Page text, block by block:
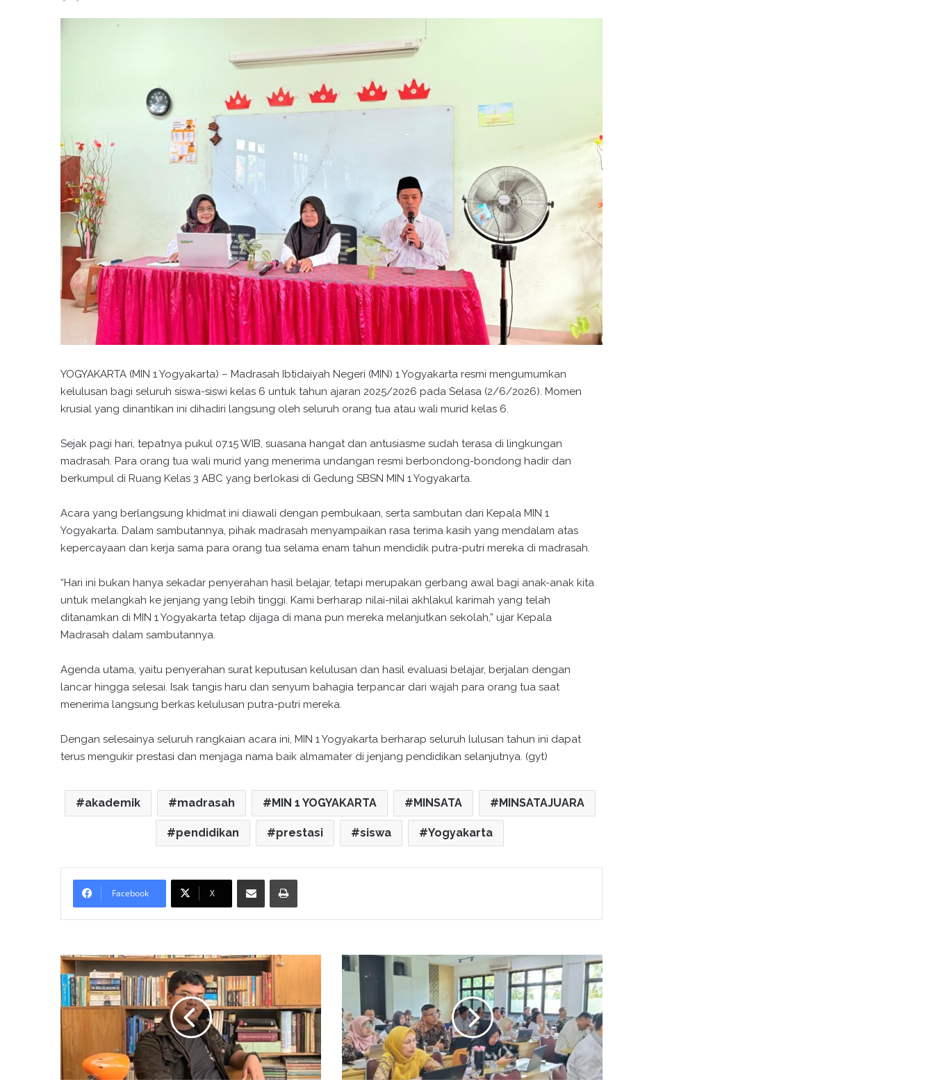
YOGYAKARTA (MIN 1 Yogyakarta) – Madrasah Ibtidaiyah Negeri (MIN) 1 Yogyakarta resmi mengumumkan
kelulusan bagi seluruh siswa-siswi kelas 6 untuk tahun ajaran 2025/2026 pada Selasa (2/6/2026). Momen
krusial yang dinantikan ini dihadiri langsung oleh seluruh orang tua atau wali murid kelas 6.
Sejak pagi hari, tepatnya pukul 07.15 WIB, suasana hangat dan antusiasme sudah terasa di lingkungan
madrasah. Para orang tua wali murid yang menerima undangan resmi berbondong-bondong hadir dan
berkumpul di Ruang Kelas 3 ABC yang berlokasi di Gedung SBSN MIN 1 Yogyakarta.
Acara yang berlangsung khidmat ini diawali dengan pembukaan, serta sambutan dari Kepala MIN 1
Yogyakarta. Dalam sambutannya, pihak madrasah menyampaikan rasa terima kasih yang mendalam atas
kepercayaan dan kerja sama para orang tua selama enam tahun mendidik putra-putri mereka di madrasah.
“Hari ini bukan hanya sekadar penyerahan hasil belajar, tetapi merupakan gerbang awal bagi anak-anak kita
untuk melangkah ke jenjang yang lebih tinggi. Kami berharap nilai-nilai akhlakul karimah yang telah
ditanamkan di MIN 1 Yogyakarta tetap dijaga di mana pun mereka melanjutkan sekolah,” ujar Kepala
Madrasah dalam sambutannya.
Agenda utama, yaitu penyerahan surat keputusan kelulusan dan hasil evaluasi belajar, berjalan dengan
lancar hingga selesai. Isak tangis haru dan senyum bahagia terpancar dari wajah para orang tua saat
menerima langsung berkas kelulusan putra-putri mereka.
Dengan selesainya seluruh rangkaian acara ini, MIN 1 Yogyakarta berharap seluruh lulusan tahun ini dapat
terus mengukir prestasi dan menjaga nama baik almamater di jenjang pendidikan selanjutnya. (gyt)
akademik madrasah MIN 1 YOGYAKARTA MINSATA MINSATAJUARA
pendidikan prestasi siswa Yogyakarta
Facebook X
B
e
l
a
r
a
K
e
n
a
g
K
o